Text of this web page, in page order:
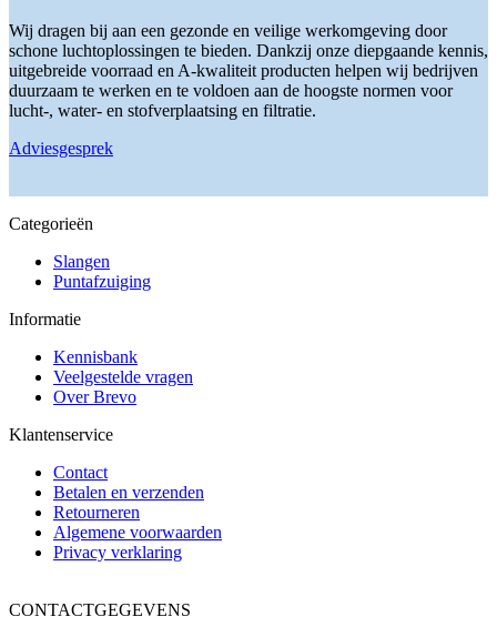
Wij dragen bij aan een gezonde en veilige werkomgeving door
schone luchtoplossingen te bieden. Dankzij onze diepgaande kennis,
uitgebreide voorraad en A-kwaliteit producten helpen wij bedrijven
duurzaam te werken en te voldoen aan de hoogste normen voor
lucht-, water- en stofverplaatsing en filtratie.
Adviesgesprek
Categorieën
Slangen
Puntafzuiging
Informatie
Kennisbank
Veelgestelde vragen
Over Brevo
Klantenservice
Contact
Betalen en verzenden
Retourneren
Algemene voorwaarden
Privacy verklaring
CONTACTGEGEVENS